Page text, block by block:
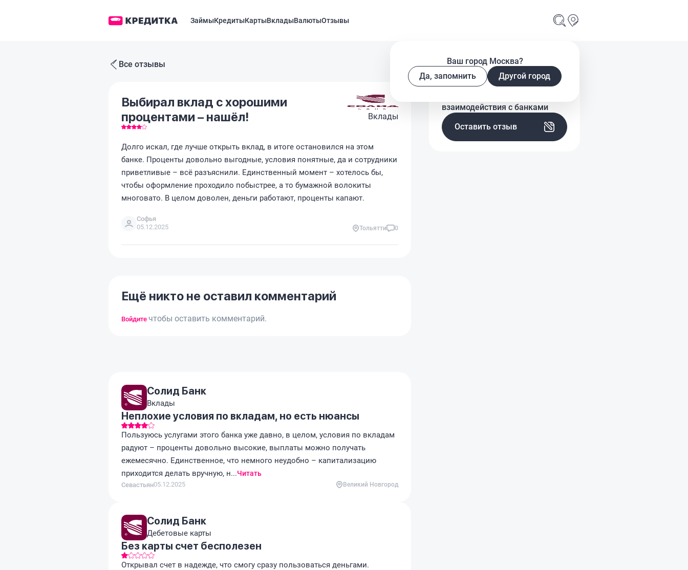
ЗаймыКредитыКартыВкладыВалютыОтзывы
Ваш город Москва?
Да, запомнить
Другой город
Все отзывы
Выбирал вклад с хорошими
процентами – нашёл!
Вклады
Долго искал, где лучше открыть вклад, в итоге остановился на этом
банке. Проценты довольно выгодные, условия понятные, да и сотрудники
приветливые – всё разъяснили. Единственный момент – хотелось бы,
чтобы оформление проходило побыстрее, а то бумажной волокиты
многовато. В целом доволен, деньги работают, проценты капают.
Софья
05.12.2025
Тольятти 0
Ещё никто не оставил комментарий
Войдите чтобы оставить комментарий.
Солид Банк
Вклады
Неплохие условия по вкладам, но есть нюансы
Пользуюсь услугами этого банка уже давно, в целом, условия по вкладам
радуют – проценты довольно высокие, выплаты можно получать
ежемесячно. Единственное, что немного неудобно – капитализацию
приходится делать вручную, н...Читать
Севастьян05.12.2025 Великий Новгород
Солид Банк
Дебетовые карты
Без карты счет бесполезен
Открывал счет в надежде, что смогу сразу пользоваться деньгами.
взаимодействия с банками
Оставить отзыв